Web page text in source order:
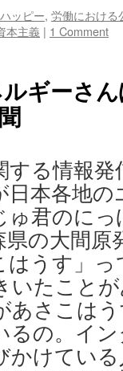
ハッピー, 労働における
本主義 | 1 Comment
ルギーさ
する情報
日本各地
ゅ君のに
の大間
うす」っ
いたこと
あさこは
るの。イ
かけてい